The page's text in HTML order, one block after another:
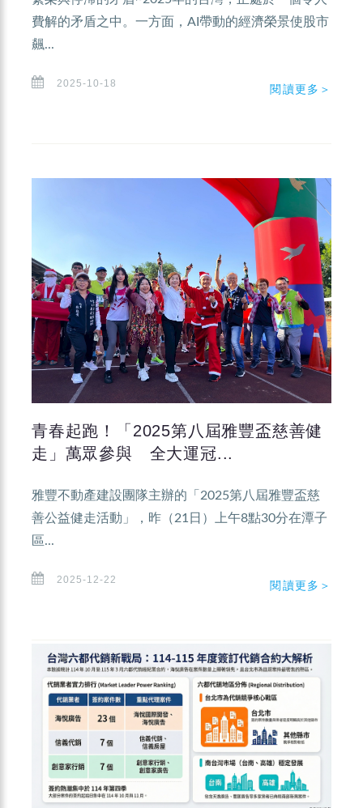
費解的矛盾之中。一方面，AI帶動的經濟榮景使股市
飆...
2025-10-18 閱讀更多＞
青春起跑！「2025第八屆雅豐盃慈善健
走」萬眾參與 全大運冠...
雅豐不動產建設團隊主辦的「2025第八屆雅豐盃慈
善公益健走活動」，昨（21日）上午8點30分在潭子
區...
2025-12-22 閱讀更多＞